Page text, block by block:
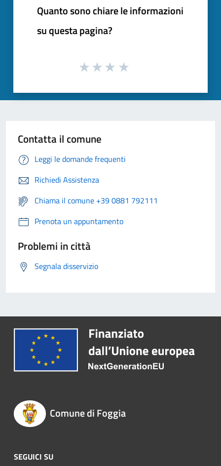
Quanto sono chiare le informazioni
su questa pagina?
Contatta il comune
Leggi le domande frequenti
Richiedi Assistenza
Chiama il comune +39 0881 792111
Prenota un appuntamento
Problemi in città
Segnala disservizio
Comune di Foggia
SEGUICI SU